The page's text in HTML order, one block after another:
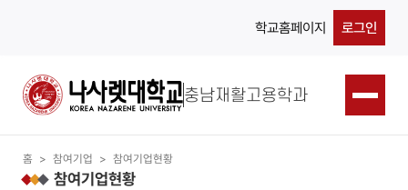
학교홈페이지 로그인
충남재활고용학과
참여기업현황
홈 > 참여기업 > 참여기업현황